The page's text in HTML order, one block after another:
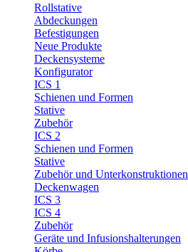
Rollstative
Abdeckungen
Befestigungen
Neue Produkte
Deckensysteme
Konfigurator
ICS 1
Schienen und Formen
Stative
Zubehör
ICS 2
Schienen und Formen
Stative
Zubehör und Unterkonstruktionen
Deckenwagen
ICS 3
ICS 4
Zubehör
Geräte und Infusionshalterungen